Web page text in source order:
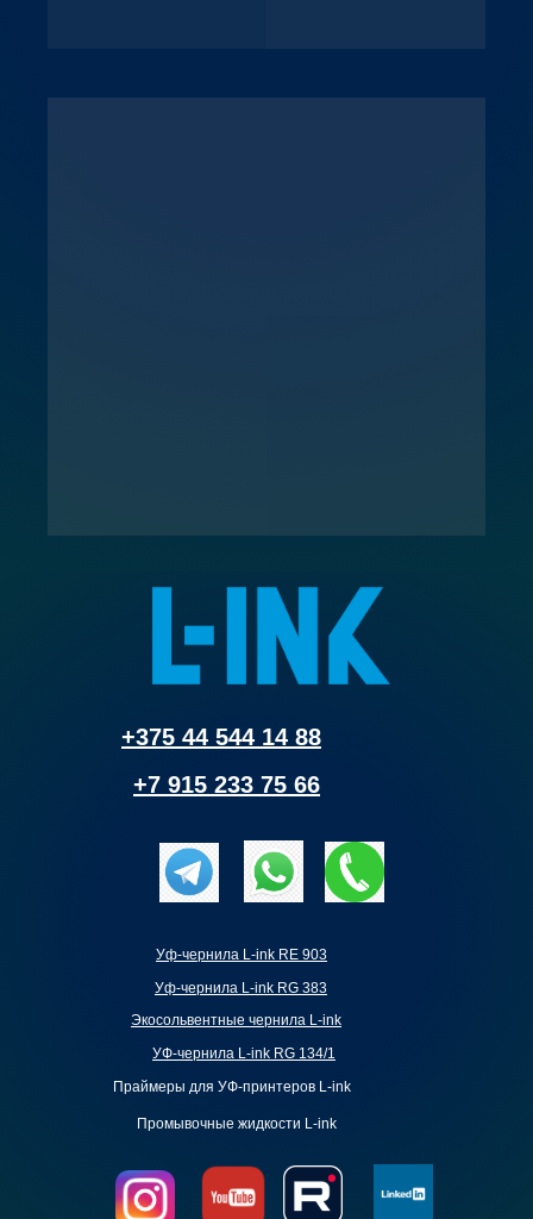
+375 44 544 14 88
+7 915 233 75 66
Уф-чернила L-ink RE 903
Уф-чернила L-ink RG 383
Экосольвентные чернила L-ink
Праймеры для УФ-принтеров L-ink
Промывочные жидкости L-ink
УФ-чернила L-ink RG 134/1